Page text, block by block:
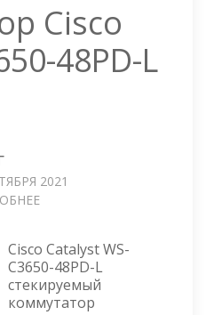
Cisco
48PD-L
2021
CATALYST
3650-
48PD-
Cisco Catalyst WS-
C3650-48PD-L
стекируемый
коммутатор